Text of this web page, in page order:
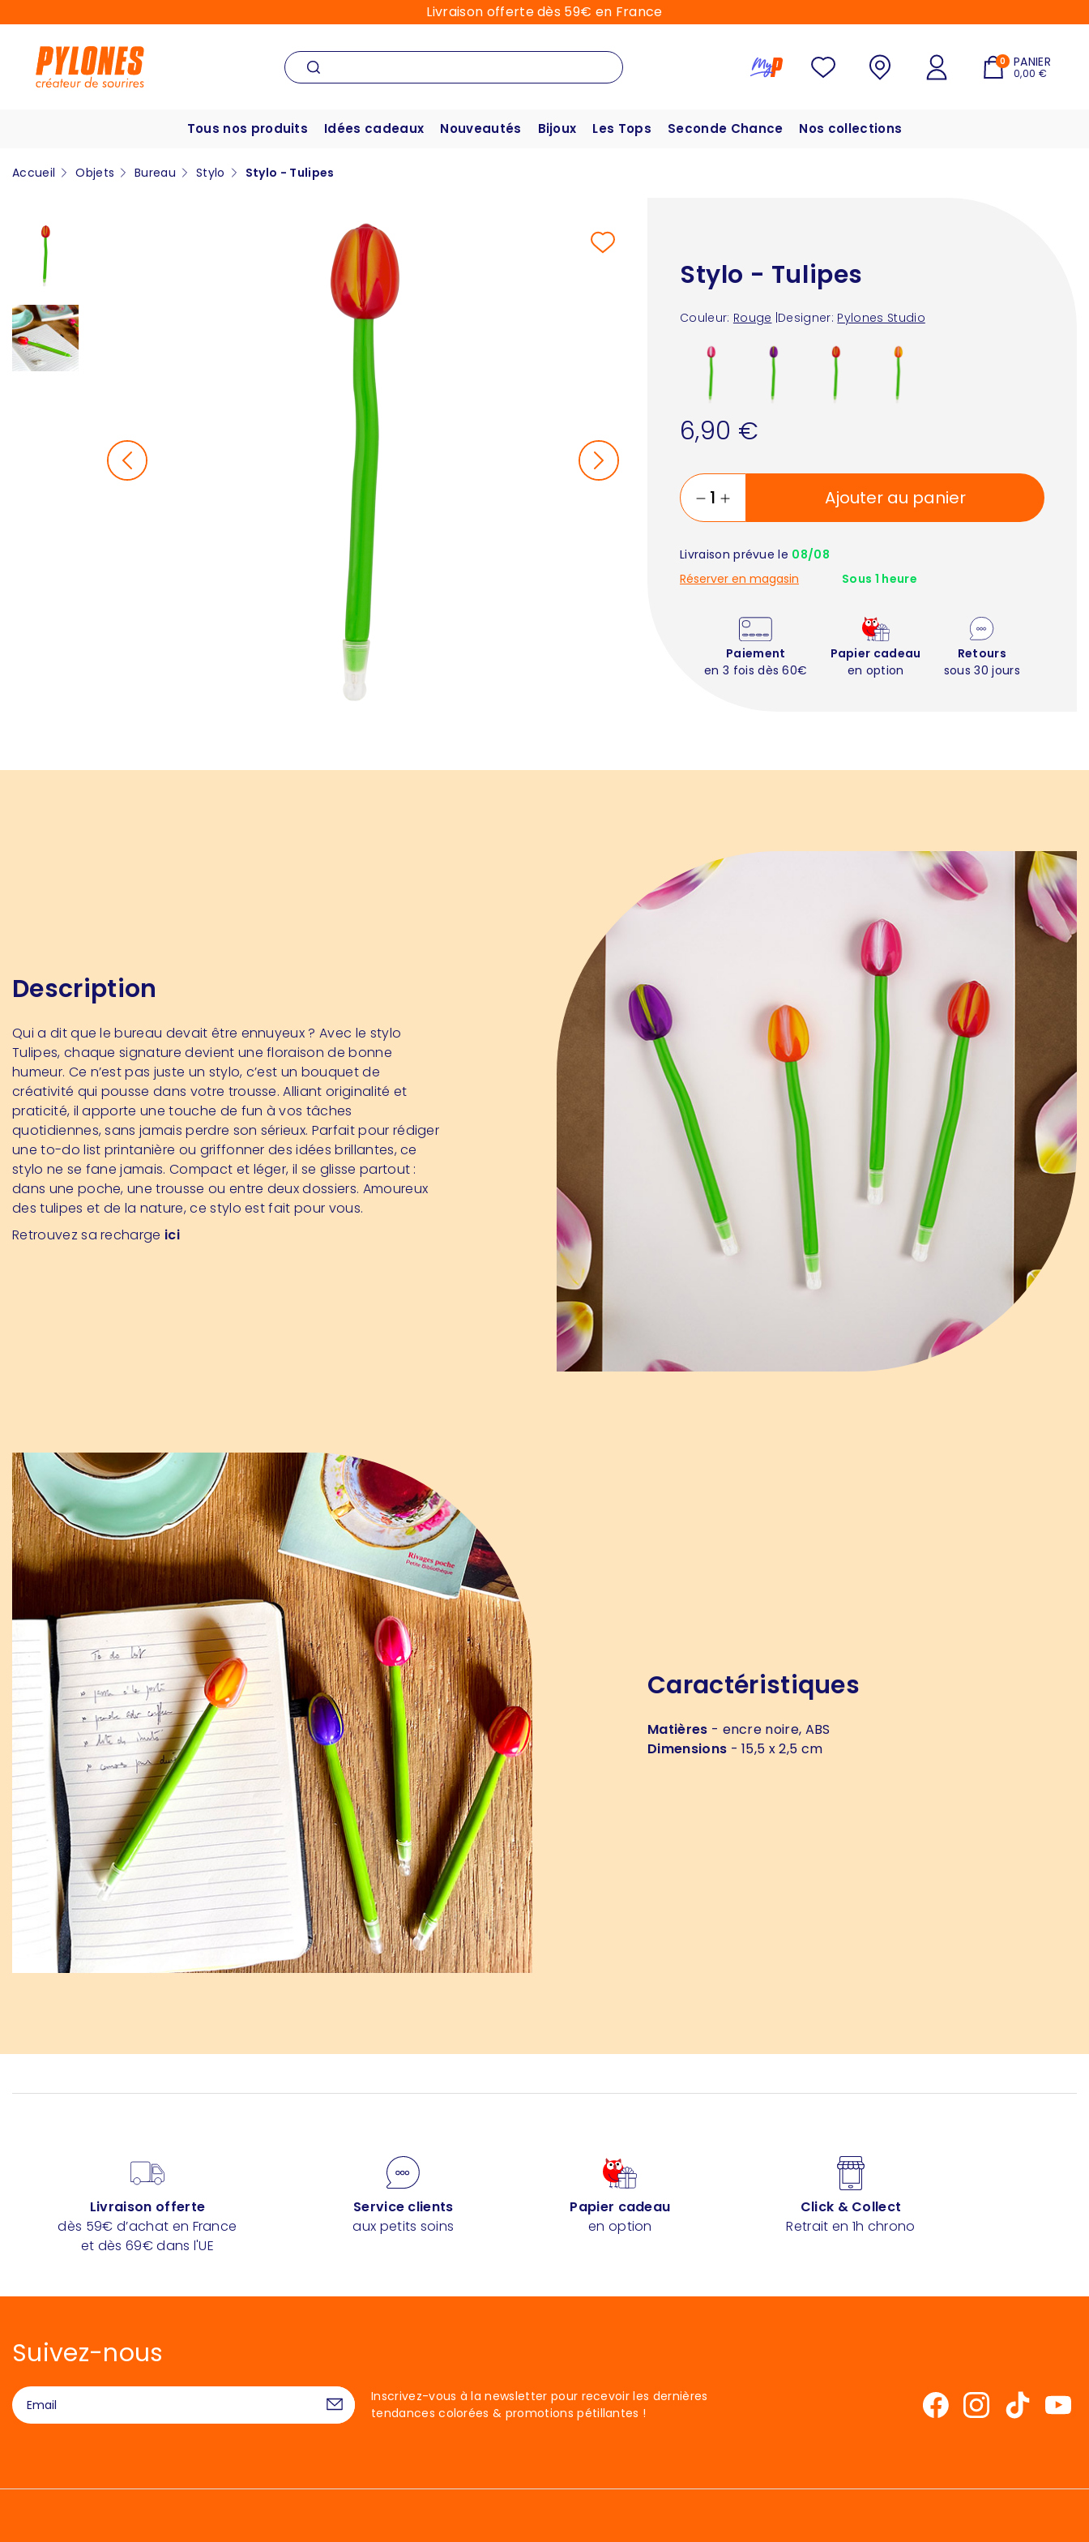
Livraison offerte dès 59€ en France
0 PANIER
0,00 €
Tous nos produits Idées cadeaux Nouveautés Bijoux Les Tops Seconde Chance Nos collections
Accueil Objets Bureau Stylo Stylo - Tulipes
Stylo - Tulipes
Couleur: Rouge Designer: Pylones Studio
6,90 €
Ajouter au panier
Livraison prévue le 08/08
Réserver en magasin
Sous 1 heure
Paiement
en 3 fois dès 60€
Papier cadeau
en option
Retours
sous 30 jours
Description
Qui a dit que le bureau devait être ennuyeux ? Avec le stylo
Tulipes, chaque signature devient une floraison de bonne
humeur. Ce n’est pas juste un stylo, c’est un bouquet de
créativité qui pousse dans votre trousse. Alliant originalité et
praticité, il apporte une touche de fun à vos tâches
quotidiennes, sans jamais perdre son sérieux. Parfait pour rédiger
une to-do list printanière ou griffonner des idées brillantes, ce
stylo ne se fane jamais. Compact et léger, il se glisse partout :
dans une poche, une trousse ou entre deux dossiers. Amoureux
des tulipes et de la nature, ce stylo est fait pour vous.
Retrouvez sa recharge ici
Caractéristiques
Matières - encre noire, ABS
Dimensions - 15,5 x 2,5 cm
Livraison offerte
dès 59€ d’achat en France
et dès 69€ dans l'UE
Service clients
aux petits soins
Papier cadeau
en option
Click & Collect
Retrait en 1h chrono
Suivez-nous
Inscrivez-vous à la newsletter pour recevoir les dernières
tendances colorées & promotions pétillantes !